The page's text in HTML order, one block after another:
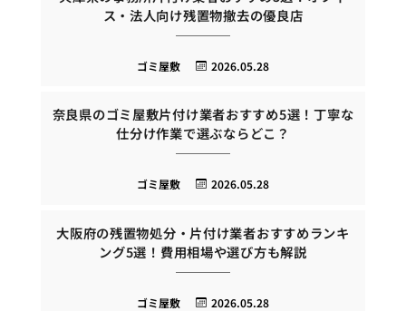
ス・法人向け残置物撤去の優良店
2026.05.28
ゴミ屋敷
奈良県のゴミ屋敷片付け業者おすすめ5選！丁寧な
仕分け作業で選ぶならどこ？
2026.05.28
ゴミ屋敷
大阪府の残置物処分・片付け業者おすすめランキ
ング5選！費用相場や選び方も解説
2026.05.28
ゴミ屋敷